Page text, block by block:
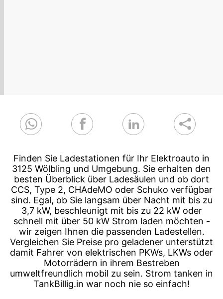
Finden Sie Ladestationen für Ihr Elektroauto in
3125 Wölbling und Umgebung. Sie erhalten den
besten Überblick über Ladesäulen und ob dort
CCS, Type 2, CHAdeMO oder Schuko verfügbar
sind. Egal, ob Sie langsam über Nacht mit bis zu
3,7 kW, beschleunigt mit bis zu 22 kW oder
schnell mit über 50 kW Strom laden möchten -
wir zeigen Ihnen die passenden Ladestellen.
Vergleichen Sie Preise pro geladener unterstützt
damit Fahrer von elektrischen PKWs, LKWs oder
Motorrädern in ihrem Bestreben
umweltfreundlich mobil zu sein. Strom tanken in
TankBillig.in war noch nie so einfach!